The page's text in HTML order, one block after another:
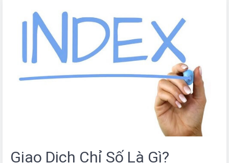
Giao Dịch Chỉ Số Là Gì?